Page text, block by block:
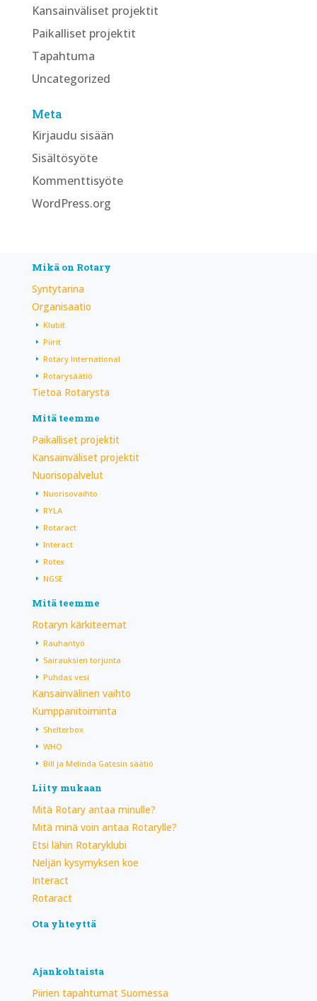
Kansainväliset projektit
Paikalliset projektit
Tapahtuma
Uncategorized
Meta
Kirjaudu sisään
Sisältösyöte
Kommenttisyöte
WordPress.org
Mikä on Rotary
Syntytarina
Organisaatio
Klubit
Piirit
Rotary International
Rotarysäätiö
Tietoa Rotarysta
Mitä teemme
Paikalliset projektit
Kansainväliset projektit
Nuorisopalvelut
Nuorisovaihto
RYLA
Rotaract
Interact
Rotex
NGSE
Mitä teemme
Rotaryn kärkiteemat
Rauhantyö
Sairauksien torjunta
Puhdas vesi
Kansainvälinen vaihto
Kumppanitoiminta
Shelterbox
WHO
Bill ja Melinda Gatesin säätiö
Liity mukaan
Mitä Rotary antaa minulle?
Mitä minä voin antaa Rotarylle?
Etsi lähin Rotaryklubi
Neljän kysymyksen koe
Interact
Rotaract
Ota yhteyttä
Ajankohtaista
Piirien tapahtumat Suomessa